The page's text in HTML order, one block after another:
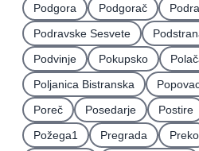
Podgora
Podgorač
Podravske Sesvete
Podvinje
Pokupsko
Poljanica Bistranska
Poreč
Posedarje Postire
Požega1
Pregrada Preko